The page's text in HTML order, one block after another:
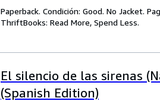
Paperback. Condición: Good. No Jacket.
ThriftBooks: Read More, Spend Less.
El silencio de las sirenas
(Spanish Edition)